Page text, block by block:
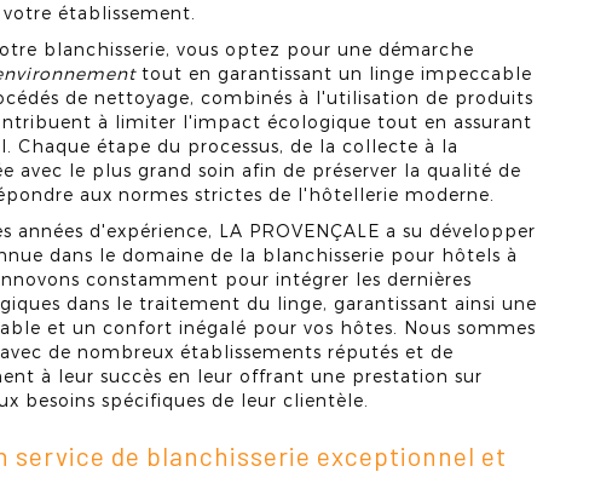
établissement.
blanchisserie, vous optez pour une démarche
tout en garantissant un linge impeccable
de nettoyage, combinés à l'utilisation de produits
à limiter l'impact écologique tout en assurant
Chaque étape du processus, de la collecte à la
avec le plus grand soin afin de préserver la qualité de
aux normes strictes de l'hôtellerie moderne.
années d'expérience, LA PROVENÇALE a su développer
dans le domaine de la blanchisserie pour hôtels à
constamment pour intégrer les dernières
dans le traitement du linge, garantissant ainsi une
et un confort inégalé pour vos hôtes. Nous sommes
de nombreux établissements réputés et de
à leur succès en leur offrant une prestation sur
besoins spécifiques de leur clientèle.
service de blanchisserie exceptionnel et